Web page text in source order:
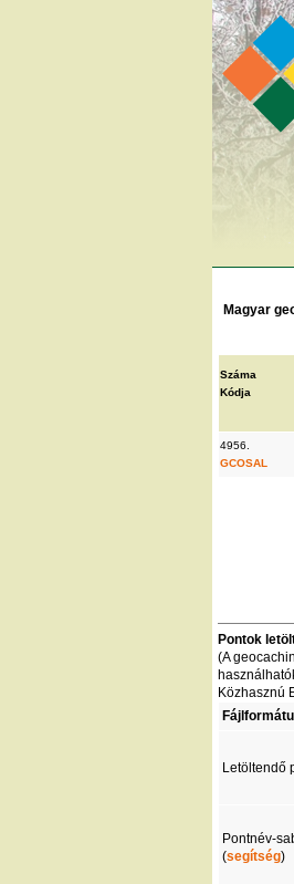
Magyar
Száma
Kódja
4956.
GCOSAL
Pontok
(A
Közhasznú
Letöltendő
Pontnév-
(segítség)